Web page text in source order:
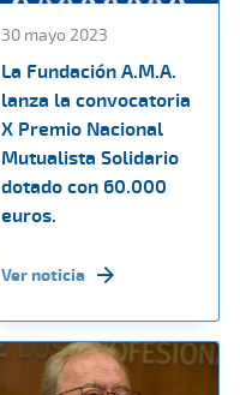
30 mayo 2023
La Fundación A.M.A.
lanza la convocatoria
X Premio Nacional
Mutualista Solidario
dotado con 60.000
euros.
Ver noticia